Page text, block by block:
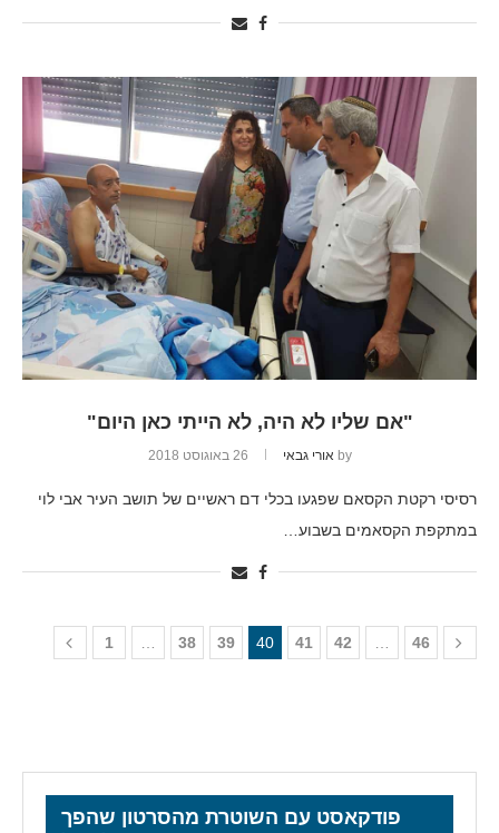
"אם שליו לא היה, לא הייתי כאן היום"
by אורי גבאי 26 באוגוסט 2018
רסיסי רקטת הקסאם שפגעו בכלי דם ראשיים של תושב העיר אבי לוי
במתקפת הקסאמים בשבוע…
1 38 39 40 41 42 46
פודקאסט עם השוטרת מהסרטון שהפך